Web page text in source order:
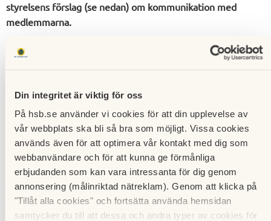
Din integritet är viktig för oss
På hsb.se använder vi cookies för att din upplevelse av
vår webbplats ska bli så bra som möjligt. Vissa cookies
används även för att optimera vår kontakt med dig som
webbanvändare och för att kunna ge förmånliga
erbjudanden som kan vara intressanta för dig genom
annonsering (målinriktad nätreklam). Genom att klicka på
"Tillåt alla cookies" och fortsätta använda hemsidan
samtycker du till att dessa och andra typer av cookies för
styrelsens förslag (se nedan) om kommunikation med
medlemmarna.
Förslag:
följande sätt.
På ”Mitt HSB” finns på första sidan Meddelanden från
styrelsen. Där kan styrelsen lägga ut meddelanden och
medlemmar kan få en avisering med E-post som talar om
att det finns ett nytt meddelande.
Akuta meddelanden kan skickas med SMS om styrelsen har
en uppdaterad lista på telefonnummer till alla medlemmar.